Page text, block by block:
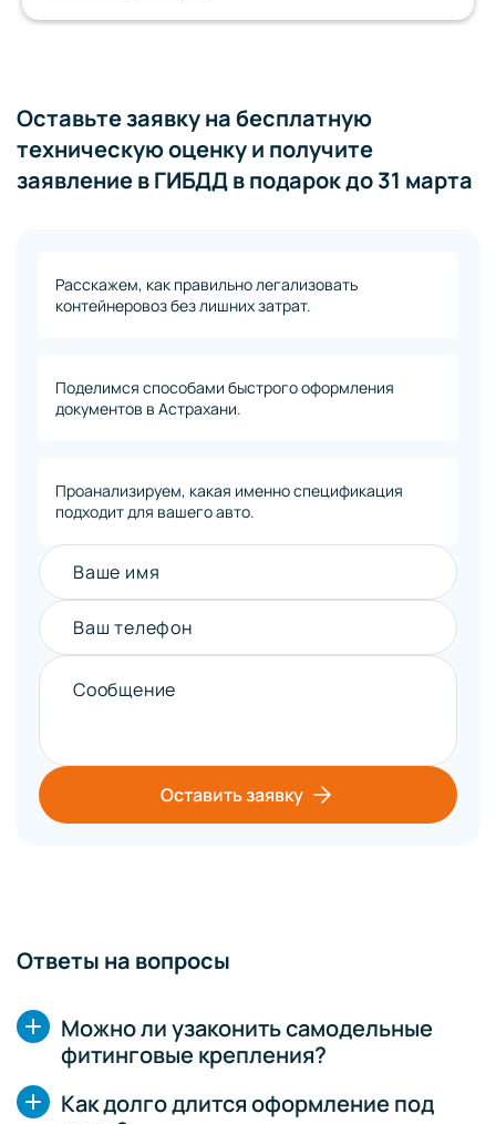
Оставьте заявку на бесплатную
техническую оценку и получите
заявление в ГИБДД в подарок до 31 марта
Расскажем, как правильно легализовать
контейнеровоз без лишних затрат.
Поделимся способами быстрого оформления
документов в Астрахани.
Проанализируем, какая именно спецификация
подходит для вашего авто.
Ваше имя
Ваш телефон
Сообщение
Оставить заявку
Ответы на вопросы
Можно ли узаконить самодельные
фитинговые крепления?
Как долго длится оформление под